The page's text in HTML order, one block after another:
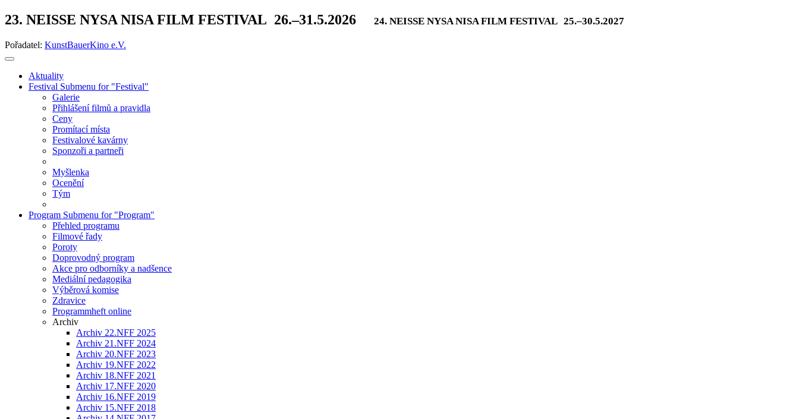
23. NEISSE NYSA NISA FILM FESTIVAL 26.–31.5.2026 24. NEISSE NYSA NISA FILM FESTIVAL 25.–30.5.2027
Pořadatel: KunstBauerKino e.V.
Aktuality
Festival Submenu for "Festival"
Galerie
Přihlášení filmů a pravidla
Ceny
Promítací místa
Festivalové kavárny
Sponzoři a partneři
Myšlenka
Ocenění
Tým
Program Submenu for "Program"
Přehled programu
Filmové řady
Poroty
Doprovodný program
Akce pro odborníky a nadšence
Mediální pedagogika
Výběrová komise
Zdravice
Programmheft online
Archiv
Archiv 22.NFF 2025
Archiv 21.NFF 2024
Archiv 20.NFF 2023
Archiv 19.NFF 2022
Archiv 18.NFF 2021
Archiv 17.NFF 2020
Archiv 16.NFF 2019
Archiv 15.NFF 2018